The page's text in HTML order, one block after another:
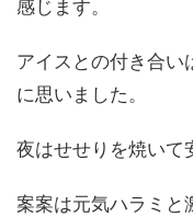
アイスとの付き合
に思いました。
夜はせせりを焼いて
案案は元気ハラミと